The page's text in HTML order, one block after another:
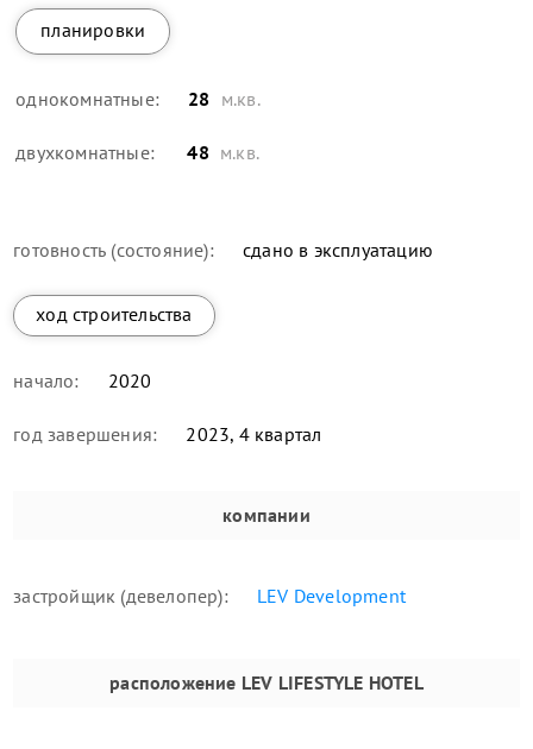
планировки
однокомнатные: 28 м.кв.
двухкомнатные: 48 м.кв.
готовность (состояние): сдано в эксплуатацию
ход строительства
начало: 2020
год завершения: 2023, 4 квартал
компании
застройщик (девелопер): LEV Development
расположение LEV LIFESTYLE HOTEL